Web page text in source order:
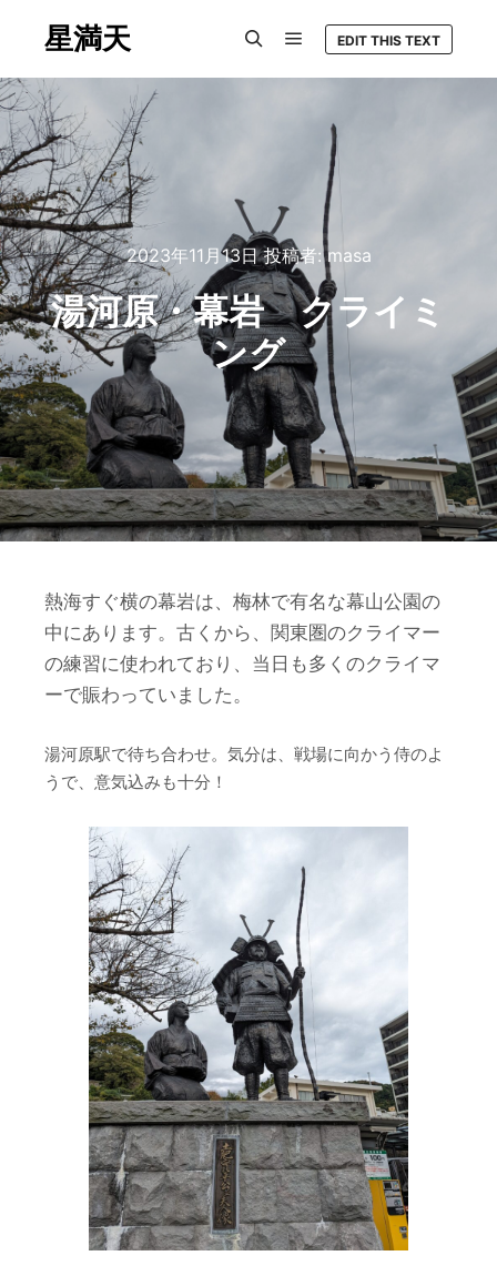
星満天 EDIT THIS TEXT
2023年11月13日投稿者:masa
湯河原・幕岩 クライミ
ング
熱海すぐ横の幕岩は、梅林で有名な幕山公園の
中にあります。古くから、関東圏のクライマー
の練習に使われており、当日も多くのクライマ
ーで賑わっていました。
湯河原駅で待ち合わせ。気分は、戦場に向かう侍のよ
うで、意気込みも十分！